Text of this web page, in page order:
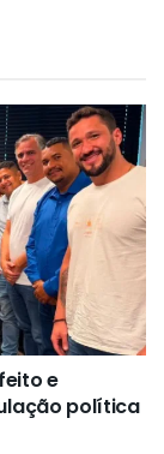
e
política